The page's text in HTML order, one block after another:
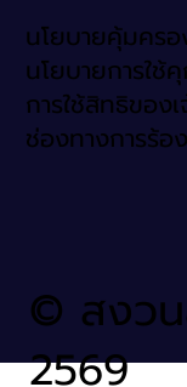
นโยบายคุ้มคร
นโยบายการใช้
การใช้สิทธิของ
ช่องทางการร้อ
© สงว
2569